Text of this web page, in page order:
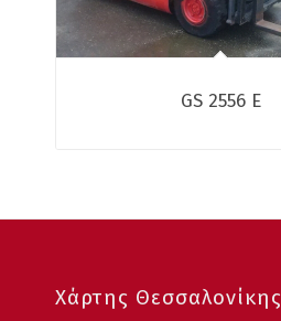
GS 2556 E
Χάρτης Θεσσαλονίκης